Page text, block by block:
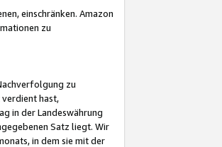
einschränken. Amazon
zu
zu
verdient hast,
in der Landeswährung
Satz liegt. Wir
in dem sie mit der